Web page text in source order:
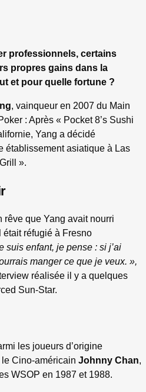
professionnels, certains
propres gains dans la
et pour quelle fortune ?
, vainqueur en 2007 du Main
: Après « Pocket 8’s Sushi
Yang a décidé
établissement asiatique à Las
».
rêve que Yang avait nourri
était réfugié à Fresno
suis enfant, je pense : si j’ai
manger ce que je veux. »,
réalisée il y a quelques
Sun-Star.
les joueurs d’origine
Cino-américain Johnny Chan,
WSOP en 1987 et 1988.